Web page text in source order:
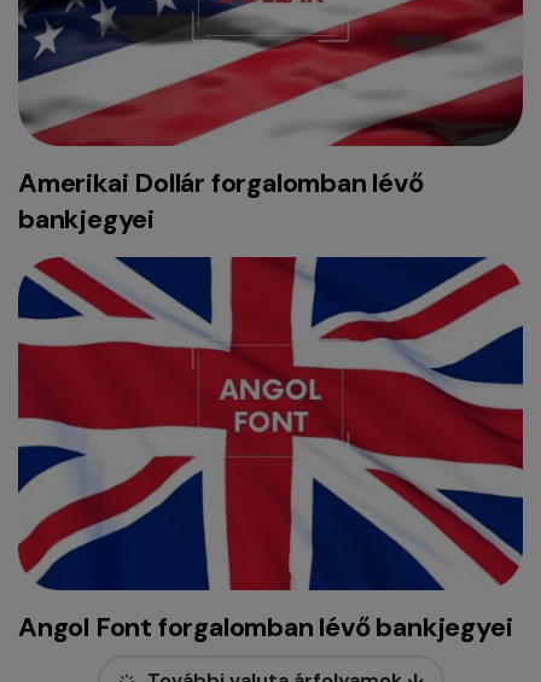
Amerikai Dollár forgalomban lévő
bankjegyei
Angol Font forgalomban lévő bankjegyei